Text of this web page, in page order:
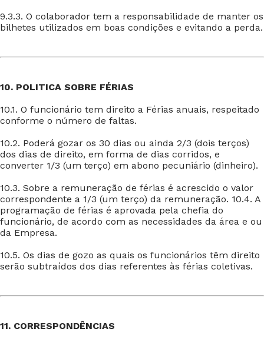
9.3.3. O colaborador tem a responsabilidade de manter os
bilhetes utilizados em boas condições e evitando a perda.
10. POLITICA SOBRE FÉRIAS
10.1. O funcionário tem direito a Férias anuais, respeitado
conforme o número de faltas.
10.2. Poderá gozar os 30 dias ou ainda 2/3 (dois terços)
dos dias de direito, em forma de dias corridos, e
converter 1/3 (um terço) em abono pecuniário (dinheiro).
10.3. Sobre a remuneração de férias é acrescido o valor
correspondente a 1/3 (um terço) da remuneração. 10.4. A
programação de férias é aprovada pela chefia do
funcionário, de acordo com as necessidades da área e ou
da Empresa.
10.5. Os dias de gozo as quais os funcionários têm direito
serão subtraídos dos dias referentes às férias coletivas.
11. CORRESPONDÊNCIAS